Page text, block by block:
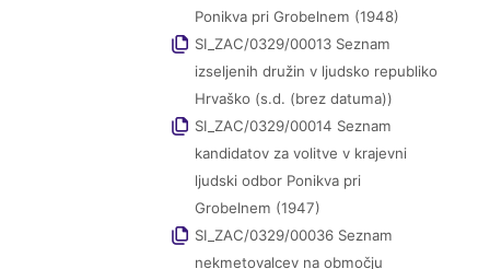
Ponikva pri Grobelnem (1948)
SI_ZAC/0329/00013 Seznam
izseljenih družin v ljudsko republiko
Hrvaško (s.d. (brez datuma))
SI_ZAC/0329/00014 Seznam
kandidatov za volitve v krajevni
ljudski odbor Ponikva pri
Grobelnem (1947)
SI_ZAC/0329/00036 Seznam
nekmetovalcev na območju